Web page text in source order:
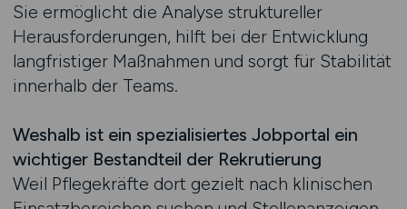
Sie ermöglicht die Analyse struktureller
Herausforderungen, hilft bei der Entwicklung
langfristiger Maßnahmen und sorgt für Stabilität
innerhalb der Teams.
Weshalb ist ein spezialisiertes Jobportal ein
wichtiger Bestandteil der Rekrutierung
Weil Pflegekräfte dort gezielt nach klinischen